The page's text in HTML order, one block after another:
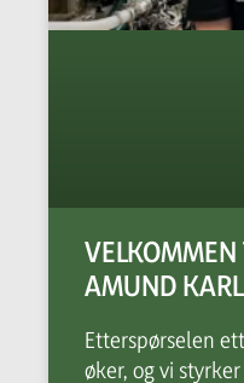
VELKOMMEN
AMUND
Etterspørselen
øker, og vi